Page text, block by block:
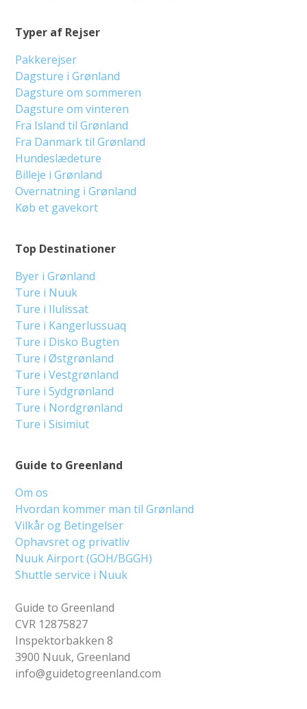
Guide to Greenland
Om os
Hvordan kommer man til Grønland
Vilkår og Betingelser
Ophavsret og privatliv
Nuuk Airport (GOH/BGGH)
Shuttle service i Nuuk
Guide to Greenland
CVR 12875827
Inspektorbakken 8
3900 Nuuk, Greenland
info@guidetogreenland.com
Top Destinationer
Byer i Grønland
Ture i Nuuk
Ture i Ilulissat
Ture i Kangerlussuaq
Ture i Disko Bugten
Ture i Østgrønland
Ture i Vestgrønland
Ture i Sydgrønland
Ture i Nordgrønland
Ture i Sisimiut
Typer af Rejser
Pakkerejser
Dagsture i Grønland
Dagsture om sommeren
Dagsture om vinteren
Fra Island til Grønland
Fra Danmark til Grønland
Hundeslædeture
Billeje i Grønland
Overnatning i Grønland
Køb et gavekort